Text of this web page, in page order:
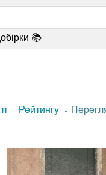
📚
Рейтингу